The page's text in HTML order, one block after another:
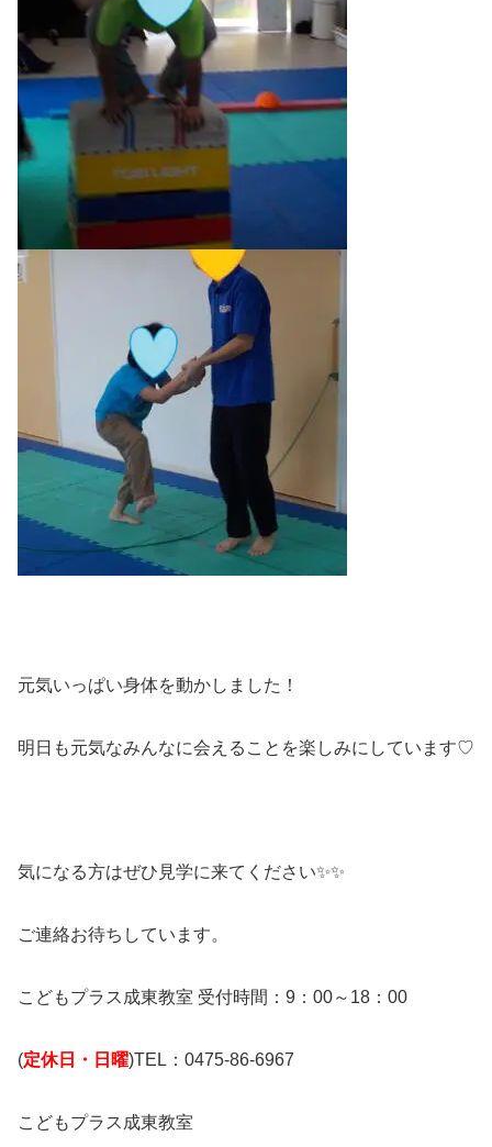
元気いっぱい身体を動かしました！
明日も元気なみんなに会えることを楽しみにしています♡
気になる方はぜひ見学に来てください✨✨
ご連絡お待ちしています。
こどもプラス成東教室 受付時間：9：00～18：00
(定休日・日曜)TEL：0475-86-6967
こどもプラス成東教室